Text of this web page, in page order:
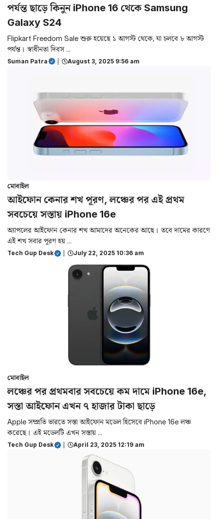
পর্যন্ত ছাড়ে কিনুন iPhone 16 থেকে Samsung
Galaxy S24
Flipkart Freedom Sale শুরু হয়েছে ১ আগস্ট থেকে, যা চলবে ৮ আগস্ট
পর্যন্ত। স্বাধীনতা দিবস ...
Suman Patra August 3, 2025 9:56 am
মোবাইল
আইফোন কেনার শখ পূরণ, লঞ্চের পর এই প্রথম
সবচেয়ে সস্তায় iPhone 16e
অ্যাপলের আইফোন কেনার শখ আমাদের অনেকের আছে। তবে দামের কারণে
এই শখ সবার পূরণ হয় ...
Tech Gup Desk July 22, 2025 10:36 am
মোবাইল
লঞ্চের পর প্রথমবার সবচেয়ে কম দামে iPhone 16e,
সস্তা আইফোন এখন ৭ হাজার টাকা ছাড়ে
Apple সম্প্রতি ভারতে সস্তা আইফোন মডেল হিসেবে iPhone 16e লঞ্চ
করেছে। এই মডেলটি এখন সস্তায় ...
Tech Gup Desk April 23, 2025 12:19 am